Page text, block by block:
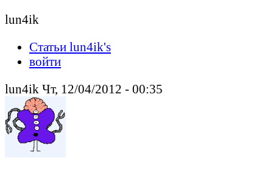
lun4ik
Статьи lun4ik's
войти
lun4ik Чт, 12/04/2012 - 00:35